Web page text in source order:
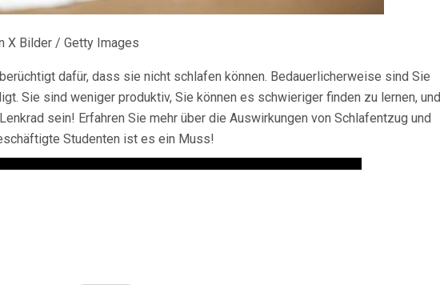
X Bilder / Getty Images
dafür, dass sie nicht schlafen können. Bedauerlicherweise sind Sie
Sie sind weniger produktiv, Sie können es schwieriger finden zu lernen, und
sein! Erfahren Sie mehr über die Auswirkungen von Schlafentzug und
Studenten ist es ein Muss!